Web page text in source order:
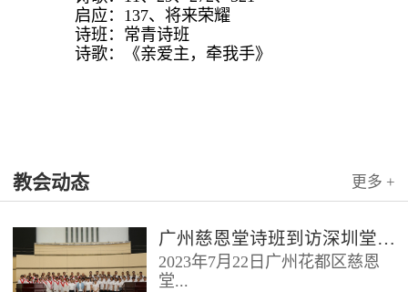
启应：137、将来荣耀
诗班：常青诗班
诗歌：《亲爱主，牵我手》
教会动态 更多 +
广州慈恩堂诗班到访深圳堂、和平堂
2023年7月22日广州花都区慈恩
堂...